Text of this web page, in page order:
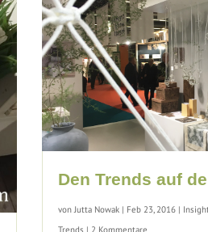
Den Trends auf
vonJutta Nowak| Feb 23, 2016|
Trends | 2 Kommentare